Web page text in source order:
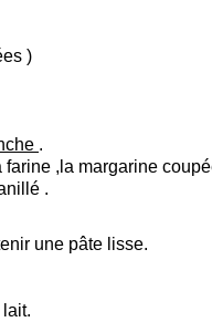
)
.
,la margarine
.
une pâte lisse.